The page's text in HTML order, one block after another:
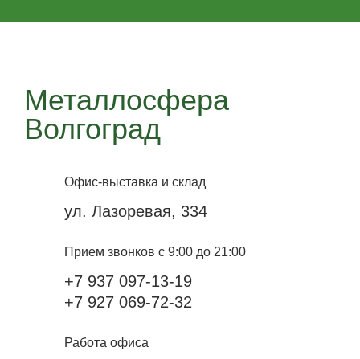
Металлосфера
Волгоград
Офис-выставка и склад
ул. Лазоревая, 334
Прием звонков с 9:00 до 21:00
+7 937 097-13-19
+7 927 069-72-32
Работа офиса